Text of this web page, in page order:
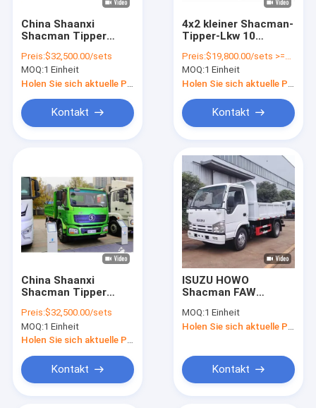
China Shaanxi
Shacman Tipper
Heavy Duty Truck
Fabrikpreis L3000
6X4
Preis:$32,500.00/sets
MOQ:1 Einheit
Kontakt
4x2 kleiner Shacman-
Tipper-Lkw 10
Dumpper-Lkw
Preis:$19,800.00/sets >=1 sets
MOQ:1 Einheit
Kontakt
China Shaanxi
Shacman Tipper
Heavy Duty Truck
Fabrikpreis L3000
6X4
Preis:$32,500.00/sets
MOQ:1 Einheit
Kontakt
ISUZU HOWO
Shacman FAW
Sanddumpper 4x2
Mini-Light Tipper
MOQ:1 Einheit
Kontakt